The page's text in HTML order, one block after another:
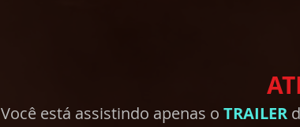
Você está assistindo apenas o TRAILER